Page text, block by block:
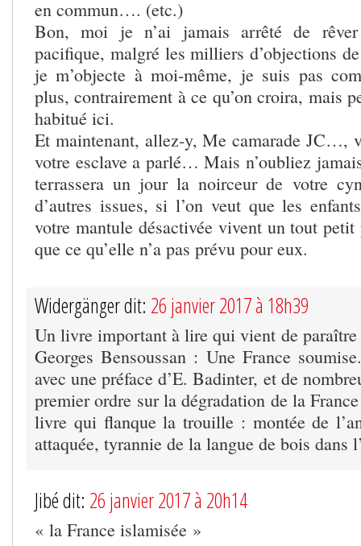
en commun…. (etc.)
Bon, moi je n’ai jamais arrêté de
pacifique, malgré les milliers d’objections
je m’objecte à moi-même, je suis pas
plus, contrairement à ce qu’on croira, mais
habitué ici.
Et maintenant, allez-y, Me camarade JC…,
votre esclave a parlé… Mais n’oubliez
terrassera un jour la noirceur de votre
d’autres issues, si l’on veut que les
votre mantule désactivée vivent un tout
que ce qu’elle n’a pas prévu pour eux.
Widergänger dit: 26 janvier 2017 à 18h39
Un livre important à lire qui vient de
Georges Bensoussan : Une France
avec une préface d’E. Badinter, et de
premier ordre sur la dégradation de la
livre qui flanque la trouille : montée de
attaquée, tyrannie de la langue de bois dans
Jibé dit: 26 janvier 2017 à 20h14
« la France islamisée »